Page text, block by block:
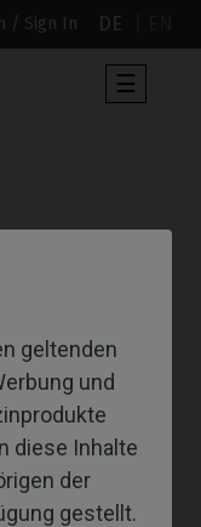
geltenden
und
diese Inhalte
der
gestellt.
/ Sign In DE
der
☰